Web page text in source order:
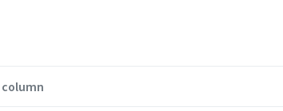
column